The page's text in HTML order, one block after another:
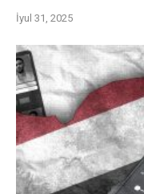
İyul 31, 2025